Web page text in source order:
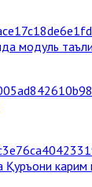
модуль
Қуръони